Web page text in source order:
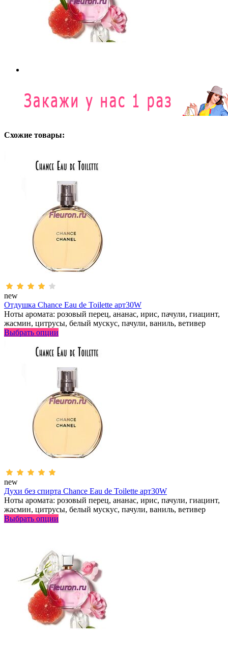
Схожие товары:
new
Отдушка Chance Eau de Toilette арт30W
Ноты аромата: розовый перец, ананас, ирис, пачули, гиацинт,
жасмин, цитрусы, белый мускус, пачули, ваниль, ветивер
Выбрать опции
new
Духи без спирта Chance Eau de Toilette арт30W
Ноты аромата: розовый перец, ананас, ирис, пачули, гиацинт,
жасмин, цитрусы, белый мускус, пачули, ваниль, ветивер
Выбрать опции